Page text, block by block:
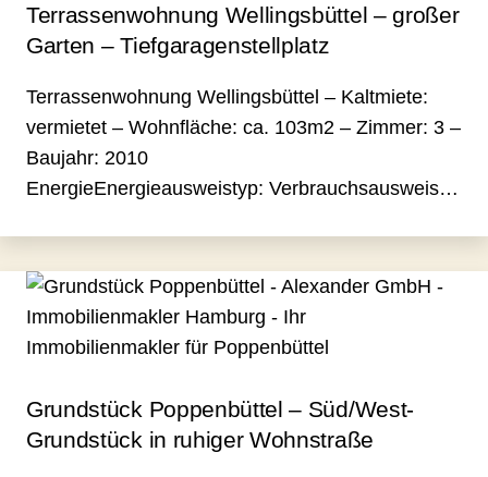
Terrassenwohnung Wellingsbüttel – großer
Garten – Tiefgaragenstellplatz
Terrassenwohnung Wellingsbüttel – Kaltmiete:
vermietet – Wohnfläche: ca. 103m2 – Zimmer: 3 –
Baujahr: 2010
EnergieEnergieausweistyp: Verbrauchsausweis…
Grundstück Poppenbüttel – Süd/West-
Grundstück in ruhiger Wohnstraße